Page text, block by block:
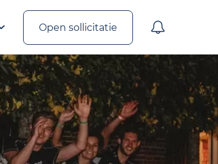
Open sollicitatie